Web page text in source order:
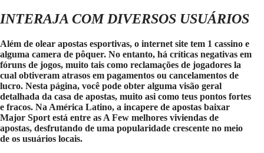
INTERAJA COM DIVERSOS USUÁRIOS
Além de olear apostas esportivas, o internet site tem 1 cassino e
alguma camera de pôquer. No entanto, há críticas negativas em
fóruns de jogos, muito tais como reclamações de jogadores la
cual obtiveram atrasos em pagamentos ou cancelamentos de
lucro. Nesta página, você pode obter alguma visão geral
detalhada da casa de apostas, muito asi como teus pontos fortes
e fracos. Na América Latino, a incapere de apostas baixar
Major Sport está entre as A Few melhores viviendas de
apostas, desfrutando de uma popularidade crescente no meio
de os usuários locais.